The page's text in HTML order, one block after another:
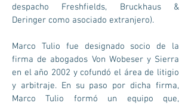
despacho Freshfields, Bruckhaus &
Deringer como asociado extranjero).
Marco Tulio fue designado socio de la
firma de abogados Von Wobeser y Sierra
en el año 2002 y cofundó el área de litigio
y arbitraje. En su paso por dicha firma,
Marco Tulio formó un equipo que,